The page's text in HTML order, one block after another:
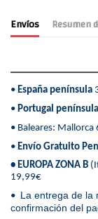
Envíos Resumen
• España península
• Portugal península
• Baleares:
• Envío Gratuito
• EUROPA ZONA B
19,99€
• La entrega de la
confirmación del